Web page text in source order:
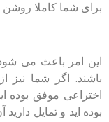
برای شما کاملا روشن
این امر باعث می شود
باشند. اگر شما نیز
اختراعی موفق بوده
بوده اید و تمایل